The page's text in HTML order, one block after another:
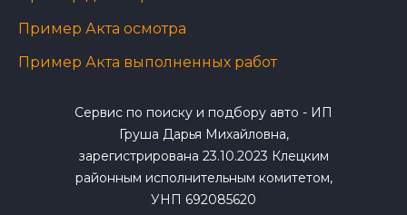
Пример Акта осмотра
Пример Акта выполненных работ
Сервис по поиску и подбору авто - ИП
Груша Дарья Михайловна,
зарегистрирована 23.10.2023 Клецким
районным исполнительным комитетом,
УНП 692085620